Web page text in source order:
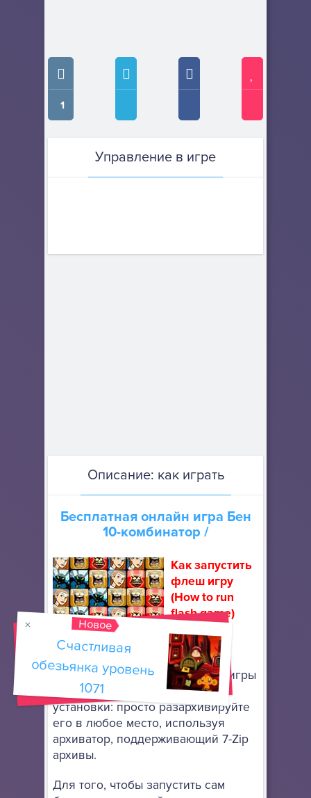
1
Управление в игре
Описание: как играть
Бесплатная онлайн игра Бен
10-комбинатор /
Как запустить
флеш игру
(How to run
flash game)
Скачайте
портативный браузер Mozilla
Firefox, чтобы запускать флеш игры
онлайн. Он не требует особой
установки: просто разархивируйте
его в любое место, используя
архиватор, поддерживающий 7-Zip
архивы.
Для того, чтобы запустить сам
Новое
Счастливая
обезьянка уровень
1071